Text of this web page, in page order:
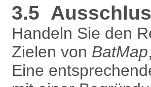
3.5
Handeln Sie den
Zielen von BatMap
Eine